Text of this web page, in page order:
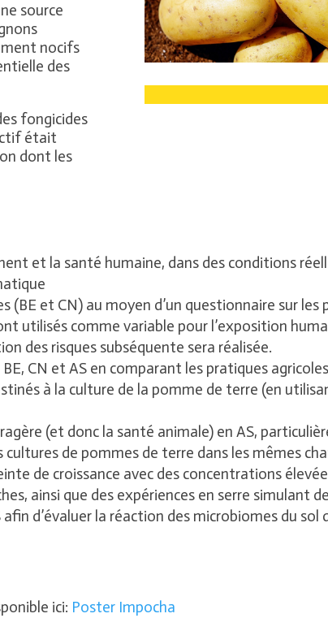
source
nocifs
des
fongicides
était
dont les
et la santé humaine, dans des conditions
et CN) au moyen d’un questionnaire sur les
utilisés comme variable pour l’exposition
des risques subséquente sera réalisée.
CN et AS en comparant les pratiques
à la culture de la pomme de terre (en
(et donc la santé animale) en AS,
de pommes de terre dans les mêmes
de croissance avec des concentrations
ainsi que des expériences en serre simulant
d’évaluer la réaction des microbiomes du sol
ici: Poster Impocha